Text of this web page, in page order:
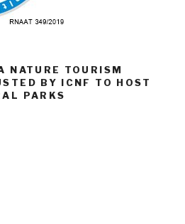
NATURE TOURISM
BY ICNF TO HOST
PARKS